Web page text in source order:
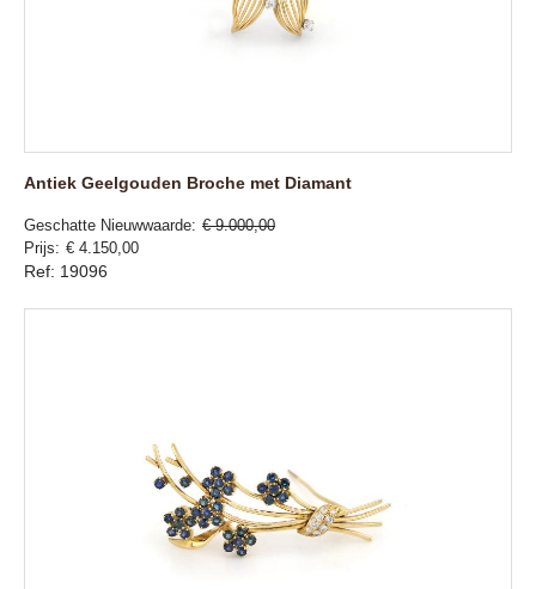
Antiek Geelgouden Broche met Diamant
Geschatte Nieuwwaarde € 9.000,00
Prijs
€ 4.150,00
Ref: 19096